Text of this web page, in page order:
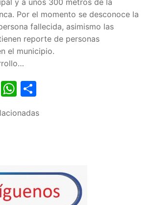
y a unos 300 metros de la
Por el momento se desconoce la
fallecida, asimismo las
reporte de personas
el municipio.
EmailWhatsApp